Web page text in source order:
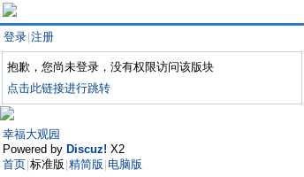
登录 注册
抱歉，您尚未登录，没有权限访问该版块
点击此链接进行跳转
幸福大观园
Powered by Discuz! X2
首页 标准版 精简版 电脑版